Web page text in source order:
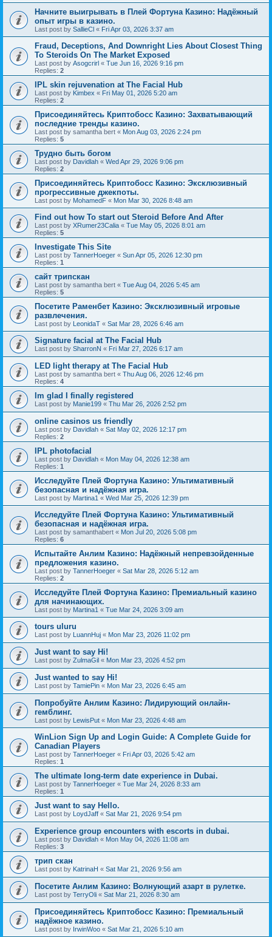
Начните выигрывать в Плей Фортуна Казино: Надёжный
опыт игры в казино.
Last post by SallieCl « Fri Apr 03, 2026 3:37 am
Fraud, Deceptions, And Downright Lies About Closest Thing
To Steroids On The Market Exposed
Last post by Asogcrirl « Tue Jun 16, 2026 9:16 pm
Replies: 2
IPL skin rejuvenation at The Facial Hub
Last post by Kimbex « Fri May 01, 2026 5:20 am
Replies: 2
Присоединяйтесь Криптобосс Казино: Захватывающий
последние тренды казино.
Last post by samantha bert « Mon Aug 03, 2026 2:24 pm
Replies: 5
Трудно быть богом
Last post by Davidlah « Wed Apr 29, 2026 9:06 pm
Replies: 2
Присоединяйтесь Криптобосс Казино: Эксклюзивный
прогрессивные джекпоты.
Last post by MohamedF « Mon Mar 30, 2026 8:48 am
Find out how To start out Steroid Before And After
Last post by XRumer23Calia « Tue May 05, 2026 8:01 am
Replies: 5
Investigate This Site
Last post by TannerHoeger « Sun Apr 05, 2026 12:30 pm
Replies: 1
сайт трипскан
Last post by samantha bert « Tue Aug 04, 2026 5:45 am
Replies: 5
Посетите Раменбет Казино: Эксклюзивный игровые
развлечения.
Last post by LeonidaT « Sat Mar 28, 2026 6:46 am
Signature facial at The Facial Hub
Last post by SharronN « Fri Mar 27, 2026 6:17 am
LED light therapy at The Facial Hub
Last post by samantha bert « Thu Aug 06, 2026 12:46 pm
Replies: 4
Im glad I finally registered
Last post by Manie199 « Thu Mar 26, 2026 2:52 pm
online casinos us friendly
Last post by Davidlah « Sat May 02, 2026 12:17 pm
Replies: 2
IPL photofacial
Last post by Davidlah « Mon May 04, 2026 12:38 am
Replies: 1
Исследуйте Плей Фортуна Казино: Ультимативный
безопасная и надёжная игра.
Last post by Martina1 « Wed Mar 25, 2026 12:39 pm
Исследуйте Плей Фортуна Казино: Ультимативный
безопасная и надёжная игра.
Last post by samanthabert « Mon Jul 20, 2026 5:08 pm
Replies: 6
Испытайте Анлим Казино: Надёжный непревзойденные
предложения казино.
Last post by TannerHoeger « Sat Mar 28, 2026 5:12 am
Replies: 2
Исследуйте Плей Фортуна Казино: Премиальный казино
для начинающих.
Last post by Martina1 « Tue Mar 24, 2026 3:09 am
tours uluru
Last post by LuannHuj « Mon Mar 23, 2026 11:02 pm
Just want to say Hi!
Last post by ZulmaGil « Mon Mar 23, 2026 4:52 pm
Just wanted to say Hi!
Last post by TamiePin « Mon Mar 23, 2026 6:45 am
Попробуйте Анлим Казино: Лидирующий онлайн-
гемблинг.
Last post by LewisPut « Mon Mar 23, 2026 4:48 am
WinLion Sign Up and Login Guide: A Complete Guide for
Canadian Players
Last post by TannerHoeger « Fri Apr 03, 2026 5:42 am
Replies: 1
The ultimate long-term date experience in Dubai.
Last post by TannerHoeger « Tue Mar 24, 2026 8:33 am
Replies: 1
Just want to say Hello.
Last post by LoydJaff « Sat Mar 21, 2026 9:54 pm
Experience group encounters with escorts in dubai.
Last post by Davidlah « Mon May 04, 2026 11:08 am
Replies: 3
трип скан
Last post by KatrinaH « Sat Mar 21, 2026 9:56 am
Посетите Анлим Казино: Волнующий азарт в рулетке.
Last post by TerryOli « Sat Mar 21, 2026 8:30 am
Присоединяйтесь Криптобосс Казино: Премиальный
надёжное казино.
Last post by IrwinWoo « Sat Mar 21, 2026 5:10 am